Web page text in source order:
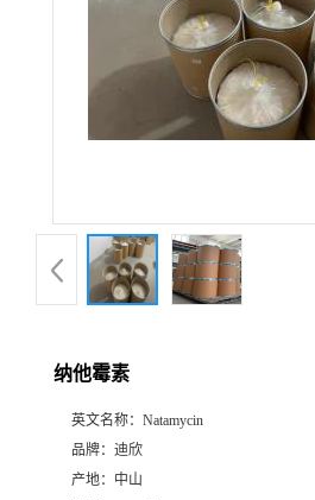
厅纳他霉素
英文名称： Natamycin
品牌： 迪欣
产地： 中山